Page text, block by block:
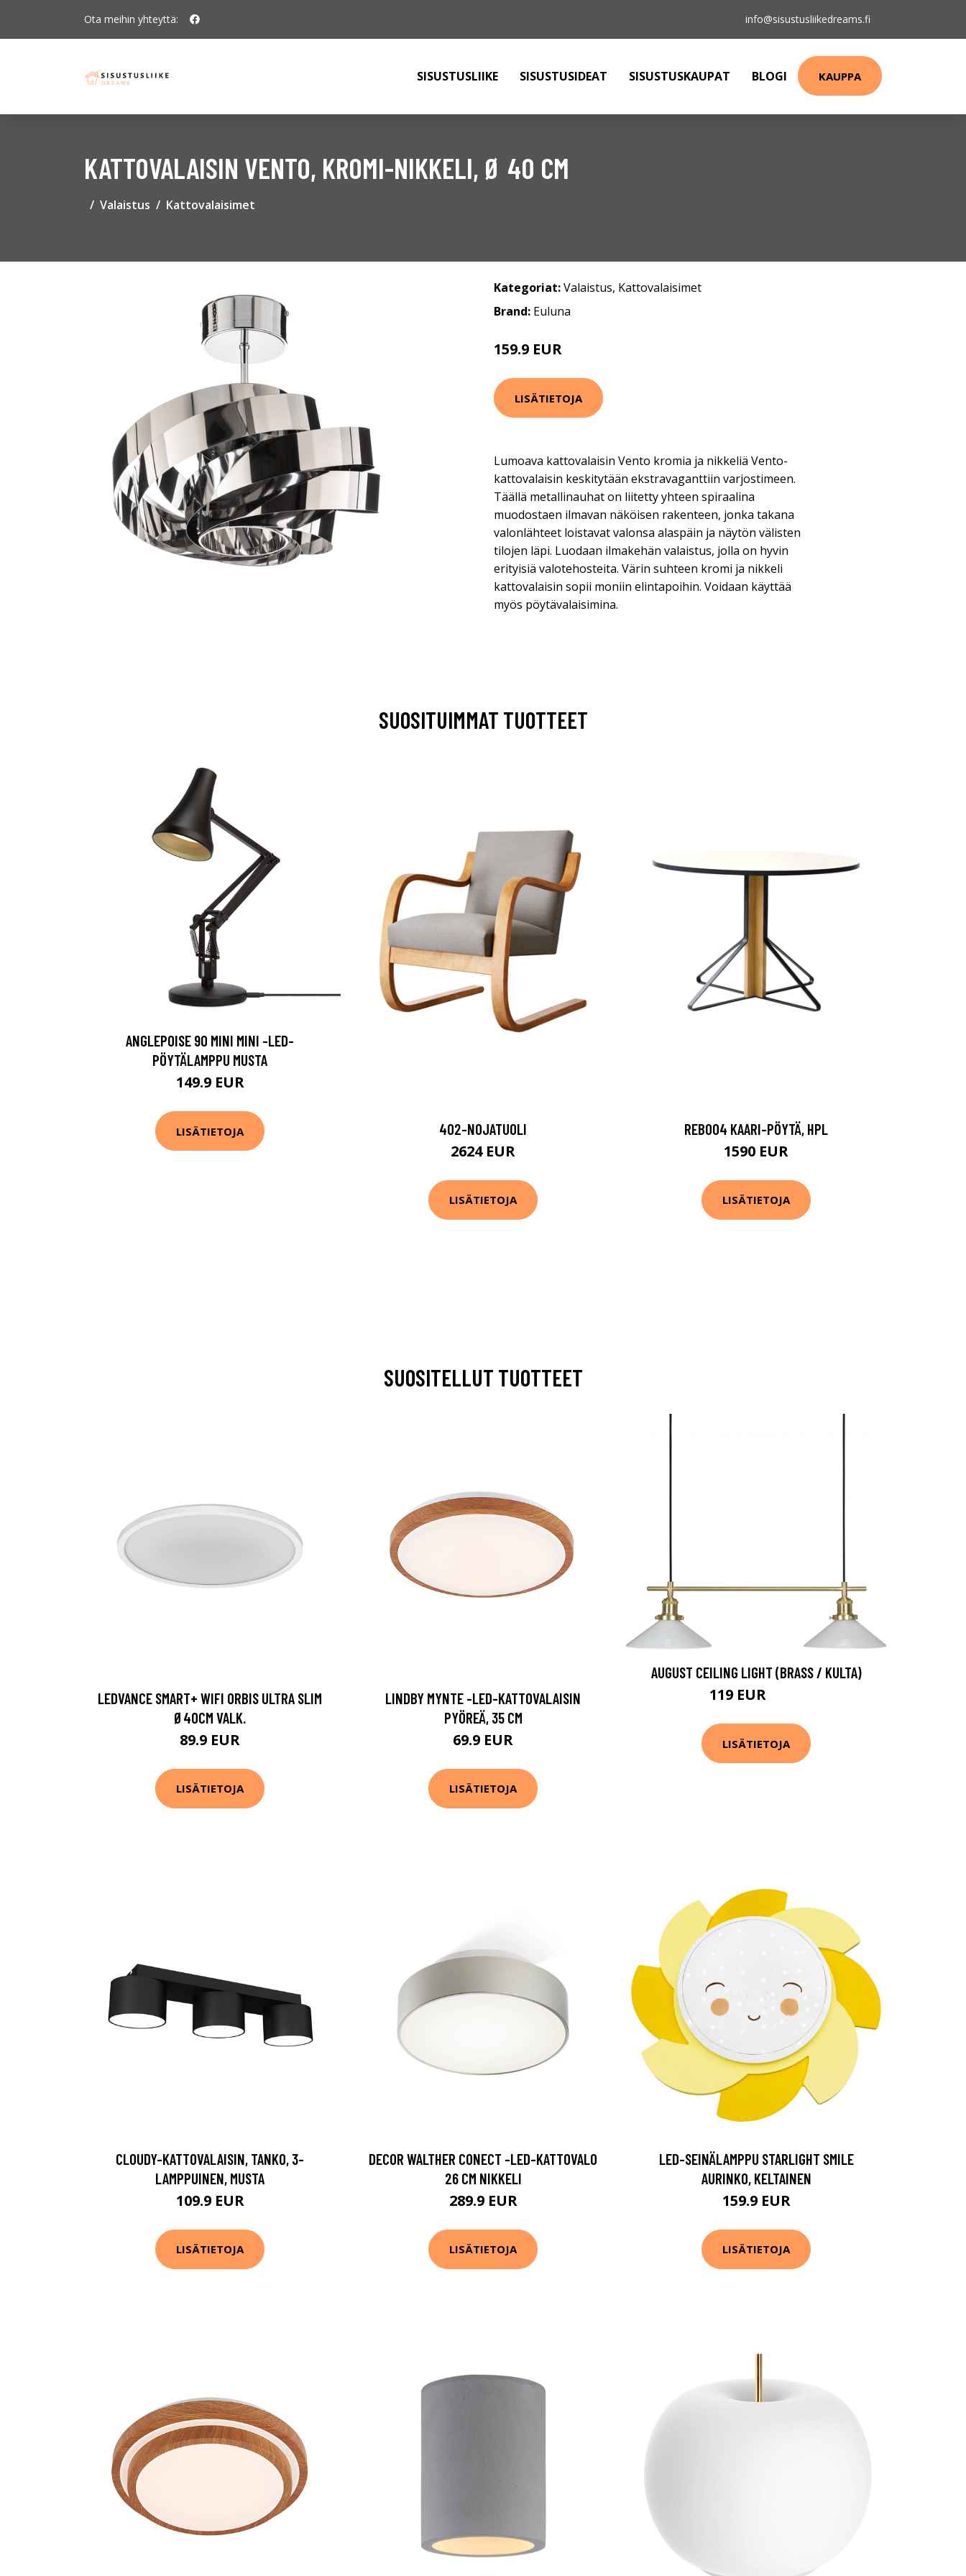
Ota meihin yhteyttä: info@sisustusliikedreams.fi
SISUSTUSLIIKE SISUSTUSIDEAT SISUSTUSKAUPAT BLOGI KAUPPA
KATTOVALAISIN VENTO, KROMI-NIKKELI, Ø 40 CM
Valaistus Kattovalaisimet
Kategoriat:Valaistus, Kattovalaisimet
Brand: Euluna
159.9 EUR
LISÄTIETOJA
Lumoava kattovalaisin Vento kromia ja nikkeliä Vento-
kattovalaisin keskitytään ekstravaganttiin varjostimeen.
Täällä metallinauhat on liitetty yhteen spiraalina
muodostaen ilmavan näköisen rakenteen, jonka takana
valonlähteet loistavat valonsa alaspäin ja näytön välisten
tilojen läpi. Luodaan ilmakehän valaistus, jolla on hyvin
erityisiä valotehosteita. Värin suhteen kromi ja nikkeli
kattovalaisin sopii moniin elintapoihin. Voidaan käyttää
myös pöytävalaisimina.
SUOSITUIMMAT TUOTTEET
ANGLEPOISE 90 MINI MINI -LED-
PÖYTÄLAMPPU MUSTA
149.9 EUR
LISÄTIETOJA 402-NOJATUOLI
2624 EUR
LISÄTIETOJA
REB004 KAARI-PÖYTÄ, HPL
1590 EUR
LISÄTIETOJA
SUOSITELLUT TUOTTEET
LEDVANCE SMART+ WIFI ORBIS ULTRA SLIM
Ø40CM VALK.
89.9 EUR
LISÄTIETOJA
LINDBY MYNTE -LED-KATTOVALAISIN
PYÖREÄ, 35 CM
69.9 EUR
LISÄTIETOJA
AUGUST CEILING LIGHT (BRASS / KULTA)
119 EUR
LISÄTIETOJA
CLOUDY-KATTOVALAISIN, TANKO, 3-
LAMPPUINEN, MUSTA
109.9 EUR
LISÄTIETOJA
DECOR WALTHER CONECT -LED-KATTOVALO
26 CM NIKKELI
289.9 EUR
LISÄTIETOJA
LED-SEINÄLAMPPU STARLIGHT SMILE
AURINKO, KELTAINEN
159.9 EUR
LISÄTIETOJA